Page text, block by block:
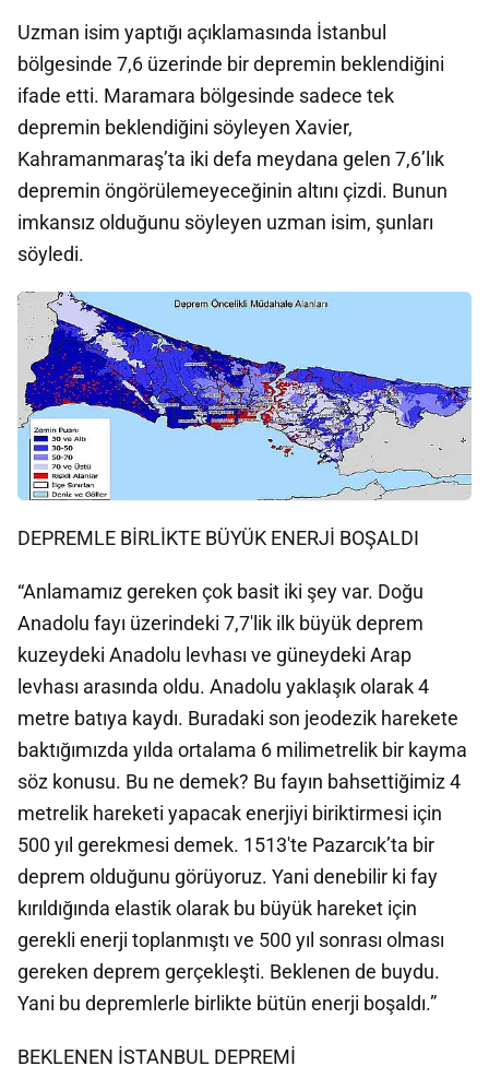
Uzman isim yaptığı açıklamasında İstanbul
bölgesinde 7,6 üzerinde bir depremin beklendiğini
ifade etti. Maramara bölgesinde sadece tek
depremin beklendiğini söyleyen Xavier,
Kahramanmaraş’ta iki defa meydana gelen 7,6’lık
depremin öngörülemeyeceğinin altını çizdi. Bunun
imkansız olduğunu söyleyen uzman isim, şunları
söyledi.
DEPREMLE BİRLİKTE BÜYÜK ENERJİ BOŞALDI
“Anlamamız gereken çok basit iki şey var. Doğu
Anadolu fayı üzerindeki 7,7'lik ilk büyük deprem
kuzeydeki Anadolu levhası ve güneydeki Arap
levhası arasında oldu. Anadolu yaklaşık olarak 4
metre batıya kaydı. Buradaki son jeodezik harekete
baktığımızda yılda ortalama 6 milimetrelik bir kayma
söz konusu. Bu ne demek? Bu fayın bahsettiğimiz 4
metrelik hareketi yapacak enerjiyi biriktirmesi için
500 yıl gerekmesi demek. 1513'te Pazarcık’ta bir
deprem olduğunu görüyoruz. Yani denebilir ki fay
kırıldığında elastik olarak bu büyük hareket için
gerekli enerji toplanmıştı ve 500 yıl sonrası olması
gereken deprem gerçekleşti. Beklenen de buydu.
Yani bu depremlerle birlikte bütün enerji boşaldı.”
BEKLENEN İSTANBUL DEPREMİ